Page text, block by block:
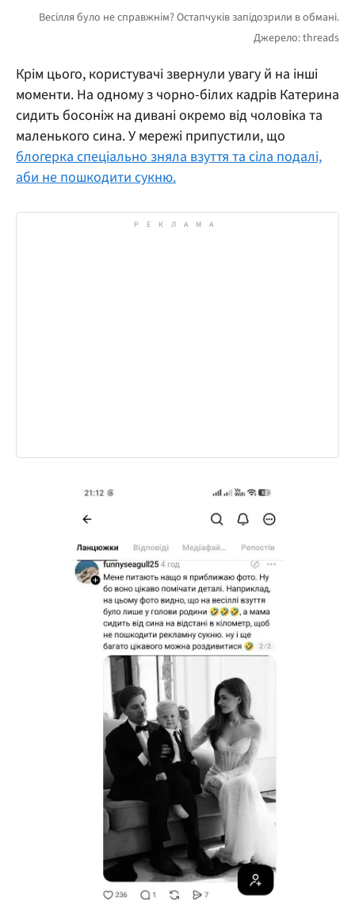
Крім цього, користувачі звернули увагу й на інші
моменти. На одному з чорно-білих кадрів Катерина
сидить босоніж на дивані окремо від чоловіка та
маленького сина. У мережі припустили, що
блогерка спеціально зняла взуття та сіла подалі,
аби не пошкодити сукню.